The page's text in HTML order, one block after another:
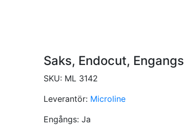
Saks, Endocut, Engangs
SKU: ML 3142
Leverantör: Microline
Engångs: Ja